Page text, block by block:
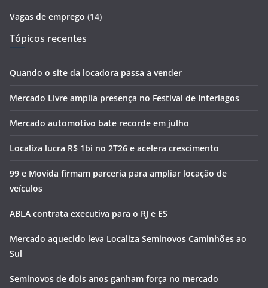
Vagas de emprego (14)
Tópicos recentes
Quando o site da locadora passa a vender
Mercado Livre amplia presença no Festival de Interlagos
Mercado automotivo bate recorde em julho
Localiza lucra R$ 1bi no 2T26 e acelera crescimento
99 e Movida firmam parceria para ampliar locação de
veículos
ABLA contrata executiva para o RJ e ES
Mercado aquecido leva Localiza Seminovos Caminhões ao
Sul
Seminovos de dois anos ganham força no mercado